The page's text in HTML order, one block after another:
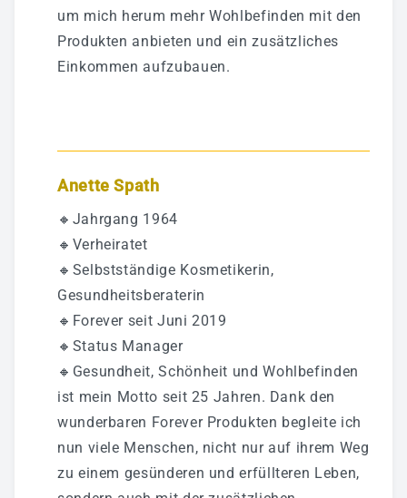
um mich herum mehr Wohlbefinden mit den
Produkten anbieten und ein zusätzliches
Einkommen aufzubauen.
Anette Spath
🔸Jahrgang 1964
🔸Verheiratet
🔸Selbstständige Kosmetikerin,
Gesundheitsberaterin
🔸Forever seit Juni 2019
🔸Status Manager
🔸Gesundheit, Schönheit und Wohlbefinden
ist mein Motto seit 25 Jahren. Dank den
wunderbaren Forever Produkten begleite ich
nun viele Menschen, nicht nur auf ihrem Weg
zu einem gesünderen und erfüllteren Leben,